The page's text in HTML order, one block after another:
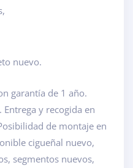
nuevo.
garantía de 1 año.
y recogida en
de montaje en
cigueñal nuevo,
segmentos nuevos,